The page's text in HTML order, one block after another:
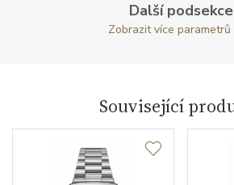
Rezerva chodu strojku 60
Další podsekce
Zobrazit více parametrů
Související